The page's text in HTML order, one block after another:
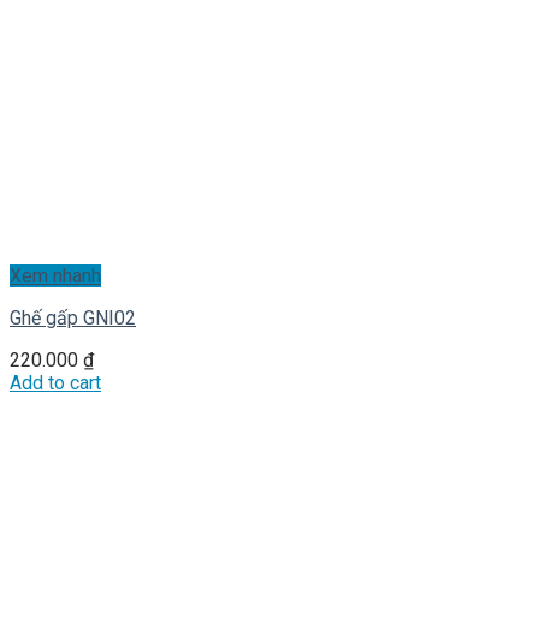
Xem nhanh
Ghế gấp GNI02
220.000 ₫
Add to cart